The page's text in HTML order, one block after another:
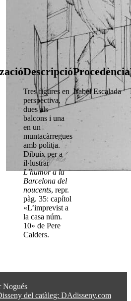
Descripció
Tres figures en
perspectiva,
dues als
balcons i una
en un
muntacàrregues
amb politja.
Dibuix per a
il·lustrar
L’humor a la
Barcelona del
noucents, repr.
pàg. 35: capítol
«L’imprevist a
la casa núm.
10» de Pere
Calders.
Procedència
Isabel Escalada
Nogués
del catàleg: DAdisseny.com